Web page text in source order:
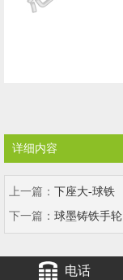
详细内容
上一篇： 下座大-球铁
下一篇： 球墨铸铁手轮
电话